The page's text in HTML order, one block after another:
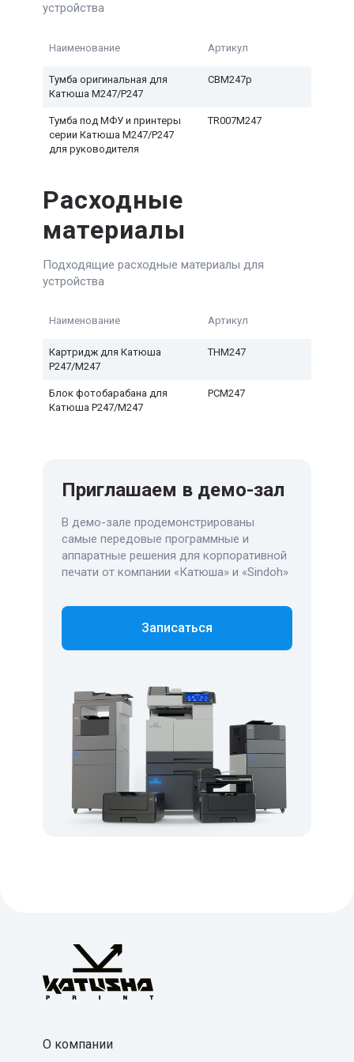
устройства
Наименование Артикул
Тумба оригинальная для
Катюша M247/P247
CBM247p
Тумба под МФУ и принтеры
серии Катюша M247/P247
для руководителя
TR007M247
Расходные
материалы
Подходящие расходные материалы для
устройства
Наименование Артикул
Картридж для Катюша
Р247/М247
THM247
Блок фотобарабана для
Катюша P247/M247
PCM247
Приглашаем в демо-зал
В демо-зале продемонстрированы
самые передовые программные и
аппаратные решения для корпоративной
печати от компании «Катюша» и «Sindoh»
Записаться
О компании